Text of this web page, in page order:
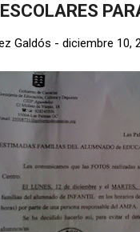
Galdós - diciembre 10,